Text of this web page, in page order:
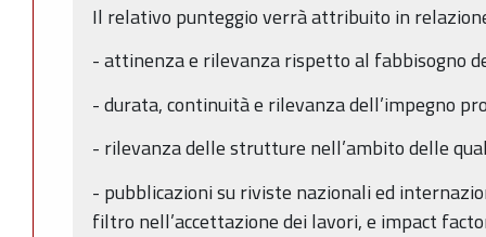
Il relativo punteggio verrà attribuito in
- attinenza e rilevanza rispetto al fabbisogno
- durata, continuità e rilevanza dell’impegno
- rilevanza delle strutture nell’ambito delle
- pubblicazioni su riviste nazionali ed
filtro nell’accettazione dei lavori, e impact